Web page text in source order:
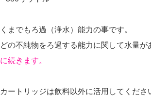
までもろ過（浄水）能力の事です。
の不純物をろ過する能力に関して水量が
続きます。
ートリッジは飲料以外に活用してくださ